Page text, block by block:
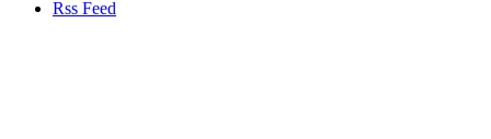
Rss Feed